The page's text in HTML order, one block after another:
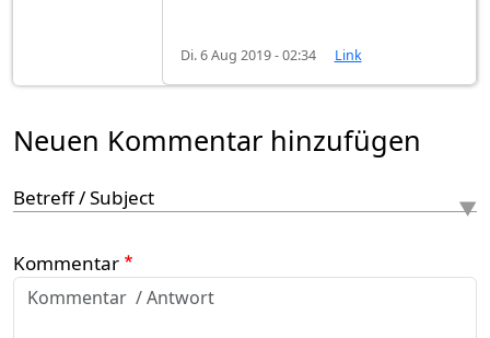
Di. 6 Aug 2019 - 02:34 Link
Neuen Kommentar hinzufügen
Betreff / Subject
Kommentar